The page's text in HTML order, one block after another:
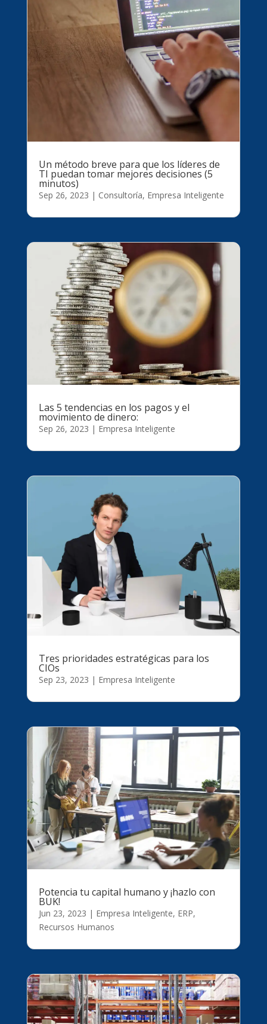
Un método breve para que los líderes de
TI puedan tomar mejores decisiones (5
minutos)
Sep 26, 2023 | Consultoría, Empresa Inteligente
Las 5 tendencias en los pagos y el
movimiento de dinero:
Sep 26, 2023 | Empresa Inteligente
Tres prioridades estratégicas para los
CIOs
Sep 23, 2023 | Empresa Inteligente
Potencia tu capital humano y ¡hazlo con
BUK!
Jun 23, 2023 | Empresa Inteligente, ERP,
Recursos Humanos